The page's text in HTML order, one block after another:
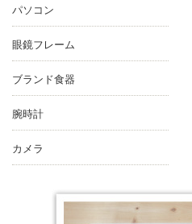
パソコン
眼鏡フレーム
ブランド食器
腕時計
カメラ